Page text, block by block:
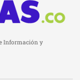
Información y